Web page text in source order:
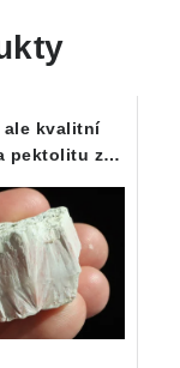
ale kvalitní
pektolitu z